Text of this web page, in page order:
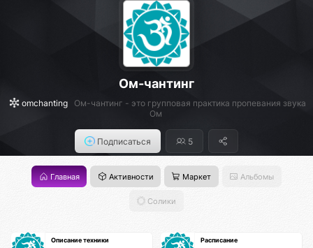
Ом-чантинг
omchanting
Ом-чантинг - это групповая практика пропевания звука
Ом
Подписаться 5
Главная Активности Маркет Альбомы
Солики
Описание техники Расписание